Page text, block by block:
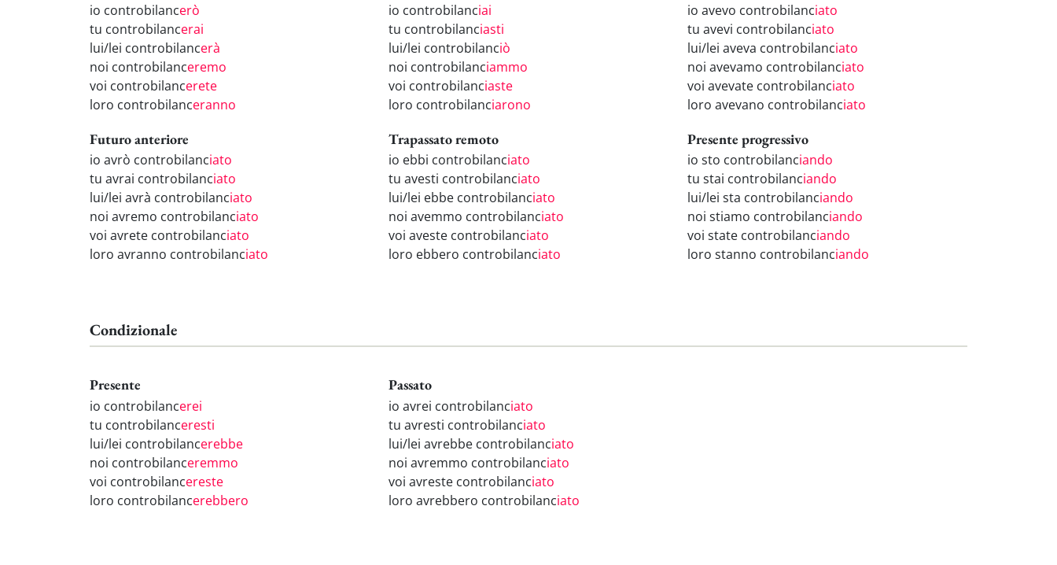
io controbilancerò
tu controbilancerai
lui/lei controbilancerà
noi controbilanceremo
voi controbilancerete
loro controbilanceranno
io controbilanciai
tu controbilanciasti
lui/lei controbilanciò
noi controbilanciammo
voi controbilanciaste
loro controbilanciarono
io avevo controbilanciato
tu avevi controbilanciato
lui/lei aveva controbilanciato
noi avevamo controbilanciato
voi avevate controbilanciato
loro avevano controbilanciato
Futuro anteriore
io avrò controbilanciato
tu avrai controbilanciato
lui/lei avrà controbilanciato
noi avremo controbilanciato
voi avrete controbilanciato
loro avranno controbilanciato
Trapassato remoto
io ebbi controbilanciato
tu avesti controbilanciato
lui/lei ebbe controbilanciato
noi avemmo controbilanciato
voi aveste controbilanciato
loro ebbero controbilanciato
Presente progressivo
io sto controbilanciando
tu stai controbilanciando
lui/lei sta controbilanciando
noi stiamo controbilanciando
voi state controbilanciando
loro stanno controbilanciando
Condizionale
Presente
io controbilancerei
tu controbilanceresti
lui/lei controbilancerebbe
noi controbilanceremmo
voi controbilancereste
loro controbilancerebbero
Passato
io avrei controbilanciato
tu avresti controbilanciato
lui/lei avrebbe controbilanciato
noi avremmo controbilanciato
voi avreste controbilanciato
loro avrebbero controbilanciato